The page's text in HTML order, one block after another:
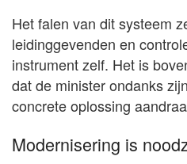
Het falen van dit systeem
leidinggevenden en
instrument zelf. Het is
dat de minister ondanks
concrete oplossing
Modernisering is